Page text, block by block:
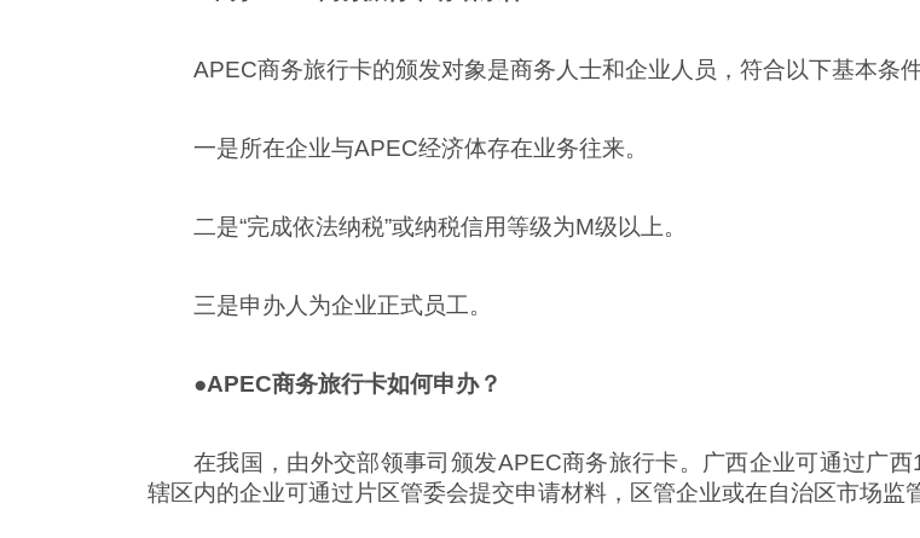
APEC商务旅行卡的颁发对象是商务人士和企业人员，符合以下基本条
一是所在企业与APEC经济体存在业务往来。
二是“完成依法纳税”或纳税信用等级为M级以上。
三是申办人为企业正式员工。
●APEC商务旅行卡如何申办？
在我国，由外交部领事司颁发APEC商务旅行卡。广西企业可通过广
辖区内的企业可通过片区管委会提交申请材料，区管企业或在自治区市场监